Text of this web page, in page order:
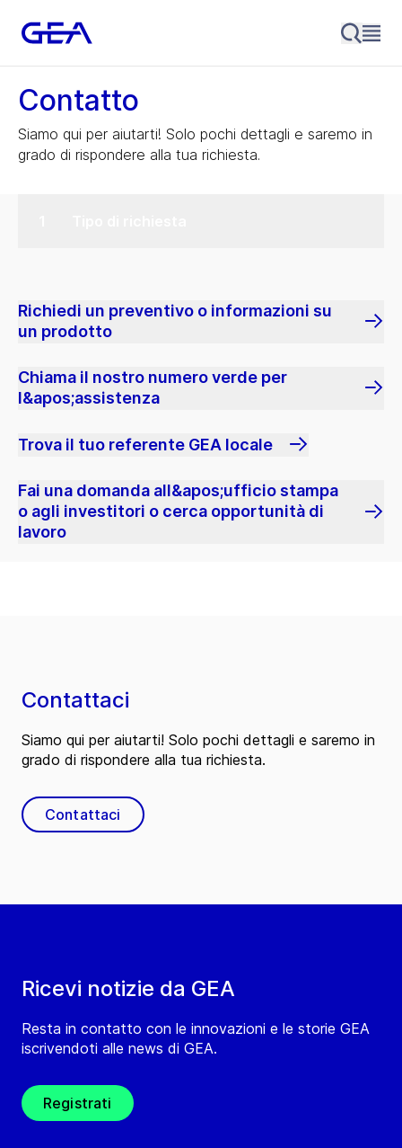
Contatto
Siamo qui per aiutarti! Solo pochi dettagli e saremo in
grado di rispondere alla tua richiesta.
Richiedi un preventivo o informazioni su
un prodotto
Chiama il nostro numero verde per
l&apos;assistenza
Trova il tuo referente GEA locale
Fai una domanda all&apos;ufficio stampa
o agli investitori o cerca opportunità di
lavoro
Ricevi notizie da GEA
Resta in contatto con le innovazioni e le storie GEA
iscrivendoti alle news di GEA.
Registrati
Contattaci
Siamo qui per aiutarti! Solo pochi dettagli e saremo in
grado di rispondere alla tua richiesta.
Contattaci